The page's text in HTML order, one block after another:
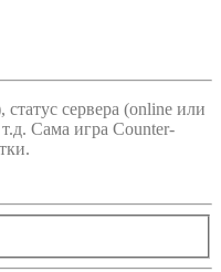
сервера (online или
Сама игра Counter-